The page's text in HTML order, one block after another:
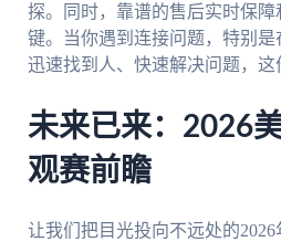
探。同时，靠谱的售后实时保
键。当你遇到连接问题，特别
迅速找到人、快速解决问题，这
未来已来：2026
观赛前瞻
让我们把目光投向不远处的2026